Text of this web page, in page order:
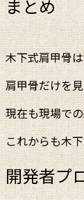
まとめ
木下式肩甲骨
肩甲骨だけを
現在も現場で
これからも木
開発者プ